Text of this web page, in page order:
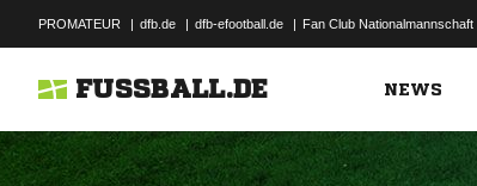
PROMATEUR | dfb.de | dfb-efootball.de | Fan Club Nationalmannschaft
FUSSBALL.DE NEWS